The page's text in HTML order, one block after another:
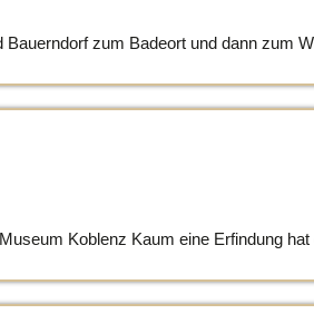
zum Badeort und dann zum
Koblenz Kaum eine Erfindung